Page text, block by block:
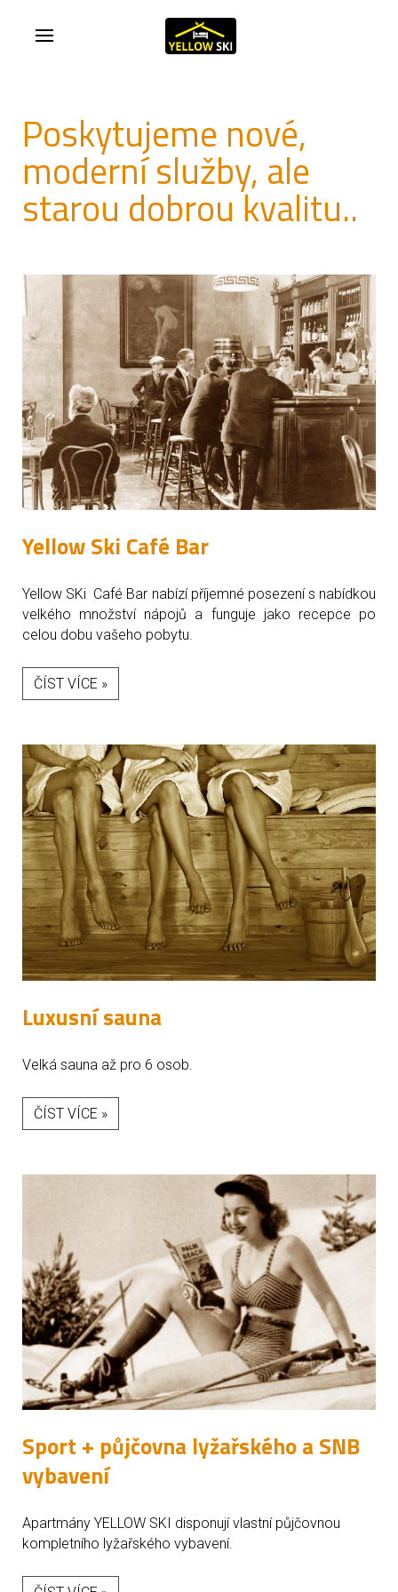
Poskytujeme nové,
moderní služby, ale
starou dobrou kvalitu..
Yellow Ski Café Bar
Yellow SKi Café Bar nabízí příjemné posezení s nabídkou
velkého množství nápojů a funguje jako recepce po
celou dobu vašeho pobytu.
ČÍST VÍCE »
Luxusní sauna
Velká sauna až pro 6 osob.
ČÍST VÍCE »
Sport + půjčovna lyžařského a SNB
vybavení
Apartmány YELLOW SKI disponují vlastní půjčovnou
kompletního lyžařského vybavení.